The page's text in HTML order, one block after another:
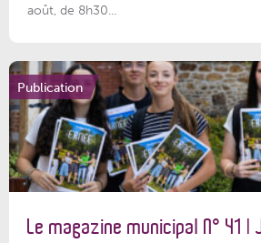
août, de 8h30...
Publication
Le magazine municipal N° 41 |